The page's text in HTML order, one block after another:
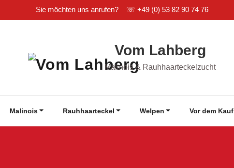
Sie möchten uns anrufen? ☏ +49 (0) 53 82 90 74 76
Vom Lahberg
Malinois & Rauhhaarteckelzucht
Malinois Rauhhaarteckel Welpen Vor dem Kauf